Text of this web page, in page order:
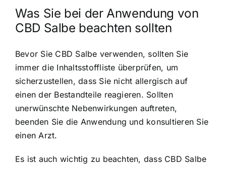
Was Sie bei der Anwendung von
CBD Salbe beachten sollten
Bevor Sie CBD Salbe verwenden, sollten Sie
immer die Inhaltsstoffliste überprüfen, um
sicherzustellen, dass Sie nicht allergisch auf
einen der Bestandteile reagieren. Sollten
unerwünschte Nebenwirkungen auftreten,
beenden Sie die Anwendung und konsultieren Sie
einen Arzt.
Es ist auch wichtig zu beachten, dass CBD Salbe